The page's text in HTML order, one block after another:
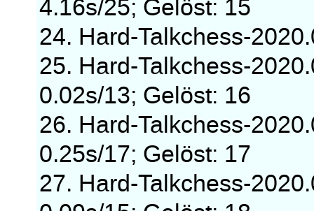
4.16s/25; Gelöst: 15
24. Hard-Talkchess-
25. Hard-Talkchess-
0.02s/13; Gelöst: 16
26. Hard-Talkchess-
0.25s/17; Gelöst: 17
27. Hard-Talkchess-